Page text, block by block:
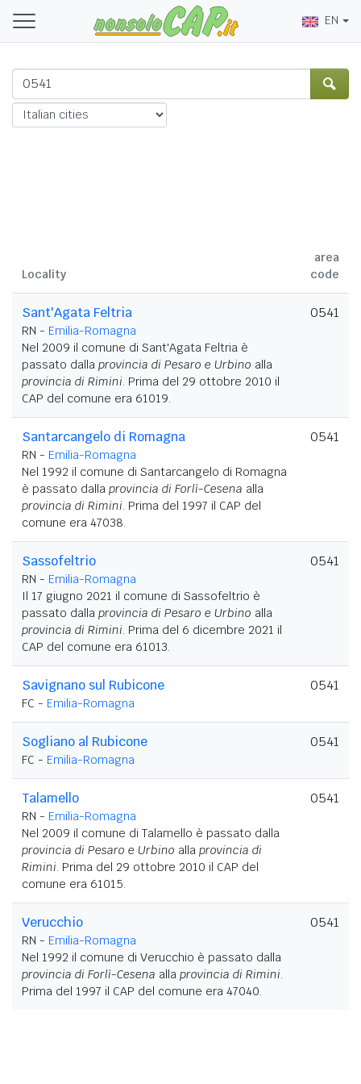
EN
Locality
area
code
Sant'Agata Feltria
RN - Emilia-Romagna
Nel 2009 il comune di Sant'Agata Feltria è
passato dalla provincia di Pesaro e Urbino alla
provincia di Rimini. Prima del 29 ottobre 2010 il
CAP del comune era 61019.
0541
Santarcangelo di Romagna
RN - Emilia-Romagna
Nel 1992 il comune di Santarcangelo di Romagna
è passato dalla provincia di Forlì-Cesena alla
provincia di Rimini. Prima del 1997 il CAP del
comune era 47038.
0541
Sassofeltrio
RN - Emilia-Romagna
Il 17 giugno 2021 il comune di Sassofeltrio è
passato dalla provincia di Pesaro e Urbino alla
provincia di Rimini. Prima del 6 dicembre 2021 il
CAP del comune era 61013.
0541
Savignano sul Rubicone
FC - Emilia-Romagna
0541
Sogliano al Rubicone
FC - Emilia-Romagna
0541
Talamello
RN - Emilia-Romagna
Nel 2009 il comune di Talamello è passato dalla
provincia di Pesaro e Urbino alla provincia di
Rimini. Prima del 29 ottobre 2010 il CAP del
comune era 61015.
0541
Verucchio
RN - Emilia-Romagna
Nel 1992 il comune di Verucchio è passato dalla
provincia di Forlì-Cesena alla provincia di Rimini.
Prima del 1997 il CAP del comune era 47040.
0541